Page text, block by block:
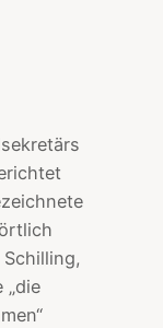
Schilling,
„die